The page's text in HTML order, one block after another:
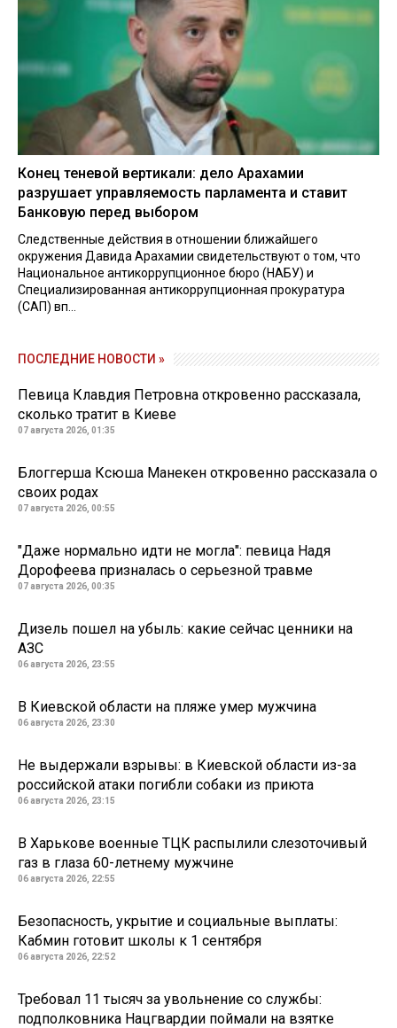
Конец теневой вертикали: дело Арахамии
разрушает управляемость парламента и ставит
Банковую перед выбором
Следственные действия в отношении ближайшего
окружения Давида Арахамии свидетельствуют о том, что
Национальное антикоррупционное бюро (НАБУ) и
Специализированная антикоррупционная прокуратура
(САП) вп...
ПОСЛЕДНИЕ НОВОСТИ »
Певица Клавдия Петровна откровенно рассказала,
сколько тратит в Киеве
07 августа 2026, 01:35
Блоггерша Ксюша Манекен откровенно рассказала о
своих родах
07 августа 2026, 00:55
"Даже нормально идти не могла": певица Надя
Дорофеева призналась о серьезной травме
07 августа 2026, 00:35
Дизель пошел на убыль: какие сейчас ценники на
АЗС
06 августа 2026, 23:55
В Киевской области на пляже умер мужчина
06 августа 2026, 23:30
Не выдержали взрывы: в Киевской области из-за
российской атаки погибли собаки из приюта
06 августа 2026, 23:15
В Харькове военные ТЦК распылили слезоточивый
газ в глаза 60-летнему мужчине
06 августа 2026, 22:55
Безопасность, укрытие и социальные выплаты:
Кабмин готовит школы к 1 сентября
06 августа 2026, 22:52
Требовал 11 тысяч за увольнение со службы:
подполковника Нацгвардии поймали на взятке